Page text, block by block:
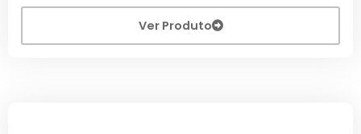
Ver Produto